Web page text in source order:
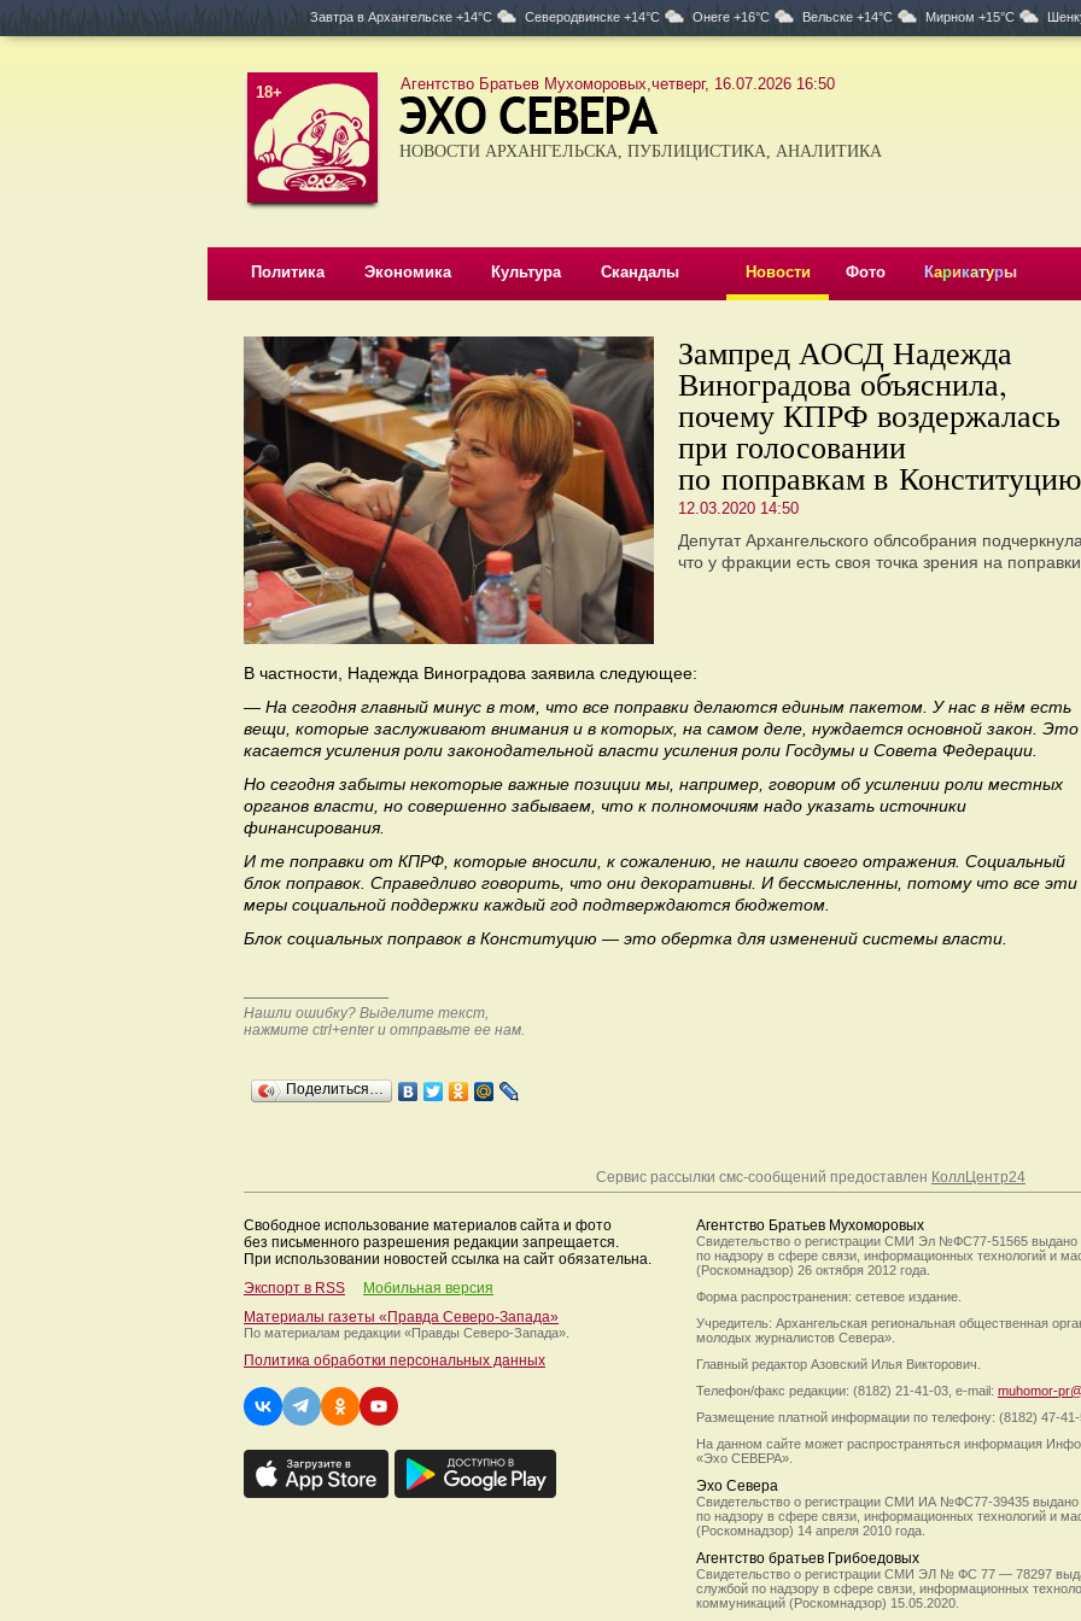
Завтра в Архангельске +14°C Северодвинске +14°C Онеге +16°C Вельске +14°C Мирном +15°C
18+ Агентство Братьев Мухоморовых,четверг, 16.07.2026 16:50
НОВОСТИ АРХАНГЕЛЬСКА, ПУБЛИЦИСТИКА, АНАЛИТИКА
Политика Экономика Культура Скандалы Новости Фото Карикатуры
Зампред АОСД Надежда
Виноградова объяснила,
почему КПРФ воздержалась
при голосовании
по поправкам в Конституцию
12.03.2020 14:50
Депутат Архангельского облсобрания
что у фракции есть своя точка зрения на
В частности, Надежда Виноградова заявила следующее:
— На сегодня главный минус в том, что все поправки делаются единым пакетом. У нас в нём есть
вещи, которые заслуживают внимания и в которых, на самом деле, нуждается основной закон. Это
касается усиления роли законодательной власти усиления роли Госдумы и Совета Федерации.
Но сегодня забыты некоторые важные позиции мы, например, говорим об усилении роли местных
органов власти, но совершенно забываем, что к полномочиям надо указать источники
финансирования.
И те поправки от КПРФ, которые вносили, к сожалению, не нашли своего отражения. Социальный
блок поправок. Справедливо говорить, что они декоративны. И бессмысленны, потому что все эти
меры социальной поддержки каждый год подтверждаются бюджетом.
Блок социальных поправок в Конституцию — это обертка для изменений системы власти.
Нашли ошибку? Выделите текст,
нажмите ctrl+enter и отправьте ее нам.
Поделиться…
Сервис рассылки смс-сообщений предоставлен КоллЦентр24
Свободное использование материалов сайта и фото
без письменного разрешения редакции запрещается.
При использовании новостей ссылка на сайт обязательна.
Экспорт в RSS
Мобильная версия
Материалы газеты «Правда Северо-Запада»
По материалам редакции «Правды Северо-Запада».
Политика обработки персональных данных
Агентство Братьев Мухоморовых
Свидетельство о регистрации СМИ Эл №ФС77-51565 выдано
по надзору в сфере связи, информационных технологий и
(Роскомнадзор) 26 октября 2012 года.
Форма распространения: сетевое издание.
Учредитель: Архангельская региональная общественная
молодых журналистов Севера».
Главный редактор Азовский Илья Викторович.
Телефон/факс редакции: (8182) 21-41-03, e-mail: muhomor-
Размещение платной информации по телефону: (8182) 47-
На данном сайте может распространяться информация
«Эхо СЕВЕРА».
Эхо Севера
Свидетельство о регистрации СМИ ИА №ФС77-39435 выдано
по надзору в сфере связи, информационных технологий и
(Роскомнадзор) 14 апреля 2010 года.
Агентство братьев Грибоедовых
Свидетельство о регистрации СМИ ЭЛ № ФС 77 — 78297
службой по надзору в сфере связи, информационных
коммуникаций (Роскомнадзор) 15.05.2020.